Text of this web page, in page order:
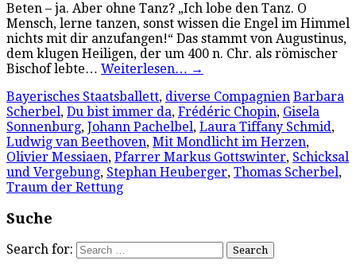
Beten – ja. Aber ohne Tanz? „Ich lobe den Tanz. O
Mensch, lerne tanzen, sonst wissen die Engel im Himmel
nichts mit dir anzufangen!“ Das stammt von Augustinus,
dem klugen Heiligen, der um 400 n. Chr. als römischer
Bischof lebte… Weiterlesen… →
Bayerisches Staatsballett, diverse Compagnien Barbara
Scherbel, Du bist immer da, Frédéric Chopin, Gisela
Sonnenburg, Johann Pachelbel, Laura Tiffany Schmid,
Ludwig van Beethoven, Mit Mondlicht im Herzen,
Olivier Messiaen, Pfarrer Markus Gottswinter, Schicksal
und Vergebung, Stephan Heuberger, Thomas Scherbel,
Traum der Rettung
Suche
Search for: